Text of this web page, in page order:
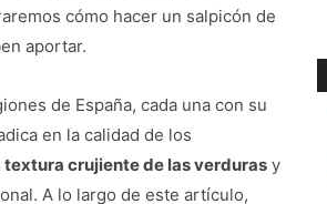
cómo hacer un salpicón de
aportar.
de España, cada una con su
en la calidad de los
textura crujiente de las verduras y
A lo largo de este artículo,